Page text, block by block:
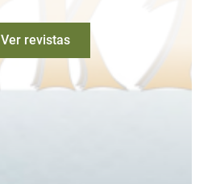
Ver revistas